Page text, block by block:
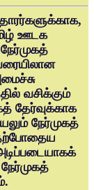
ஊடக
வசிக்கும்
தேர்வுக்காக
நேர்முகத்
தற்போதைய